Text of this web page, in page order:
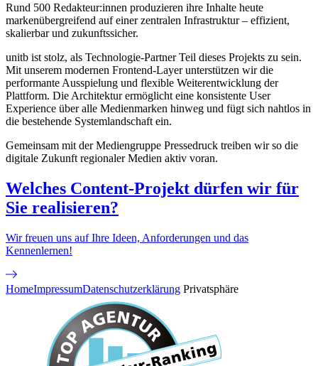
Rund 500 Redakteur:innen produzieren ihre Inhalte heute
markenübergreifend auf einer zentralen Infrastruktur – effizient,
skalierbar und zukunftssicher.
unitb ist stolz, als Technologie-Partner Teil dieses Projekts zu sein.
Mit unserem modernen Frontend-Layer unterstützen wir die
performante Ausspielung und flexible Weiterentwicklung der
Plattform. Die Architektur ermöglicht eine konsistente User
Experience über alle Medienmarken hinweg und fügt sich nahtlos in
die bestehende Systemlandschaft ein.
Gemeinsam mit der Mediengruppe Pressedruck treiben wir so die
digitale Zukunft regionaler Medien aktiv voran.
Welches Content-Projekt dürfen wir für
Sie realisieren?
Wir freuen uns auf Ihre Ideen, Anforderungen und das
Kennenlernen!
HomeImpressumDatenschutzerklärung Privatsphäre